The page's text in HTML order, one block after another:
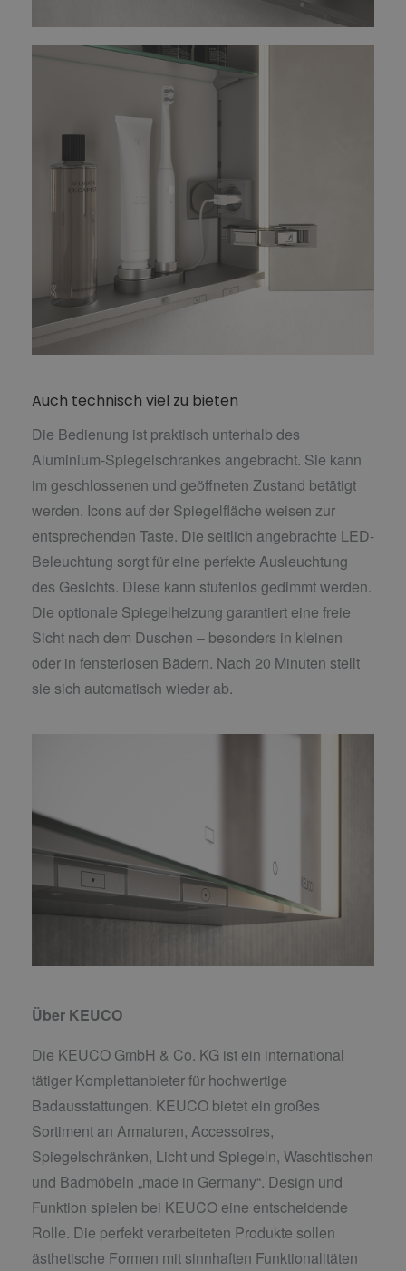
Auch technisch viel zu bieten
Die Bedienung ist praktisch unterhalb des
Aluminium-Spiegelschrankes angebracht. Sie kann
im geschlossenen und geöffneten Zustand betätigt
werden. Icons auf der Spiegelfläche weisen zur
entsprechenden Taste. Die seitlich angebrachte LED-
Beleuchtung sorgt für eine perfekte Ausleuchtung
des Gesichts. Diese kann stufenlos gedimmt werden.
Die optionale Spiegelheizung garantiert eine freie
Sicht nach dem Duschen – besonders in kleinen
oder in fensterlosen Bädern. Nach 20 Minuten stellt
sie sich automatisch wieder ab.
Über KEUCO
Die KEUCO GmbH & Co. KG ist ein international
tätiger Komplettanbieter für hochwertige
Badausstattungen. KEUCO bietet ein großes
Sortiment an Armaturen, Accessoires,
Spiegelschränken, Licht und Spiegeln, Waschtischen
und Badmöbeln „made in Germany“. Design und
Funktion spielen bei KEUCO eine entscheidende
Rolle. Die perfekt verarbeiteten Produkte sollen
ästhetische Formen mit sinnhaften Funktionalitäten